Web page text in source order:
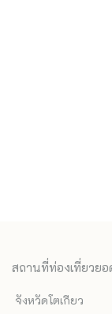
สถานที่ท่องเที่ยวย
จังหวัดโตเกียว